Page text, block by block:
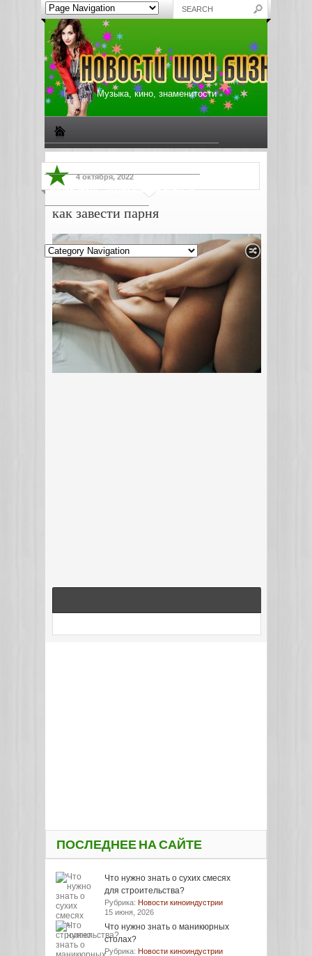
Музыка, кино, знаменитости
Жизнь звезд Музыкальные новости
Новости киноиндустрии
4 октября, 2022
как завести парня
ПОСЛЕДНЕЕ НА САЙТЕ
Что нужно знать о сухих смесях
для строительства?
Рубрика: Новости киноиндустрии
15 июня, 2026
Что нужно знать о маникюрных
столах?
Рубрика: Новости киноиндустрии